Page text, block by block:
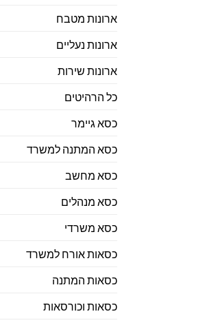
ארונות מטבח
ארונות נעליים
ארונות שירות
כל הרהיטים
כסא גיימר
כסא המתנה למשרד
כסא מחשב
כסא מנהלים
כסא משרדי
כסאות אורח למשרד
כסאות המתנה
כסאות וכורסאות